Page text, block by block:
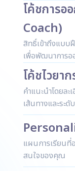
โค้ชการ
Coach)
สิทธิ์เข้าถึงแบบ
เพื่อพัฒนาการอ
โค้ชไวย
คำแนะนำโดยล
เส้นทางและระ
แผนการเรียนที่
สนใจของคุณ